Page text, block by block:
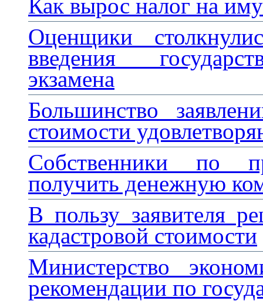
Как вырос налог на
Оценщики
введения
экзамена
Большинство
стоимости
Собственники по
получить денежную
В пользу заявителя
кадастровой стоимости
Министерство
рекомендации по